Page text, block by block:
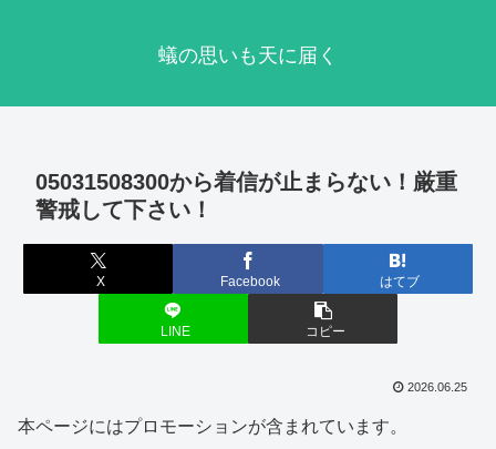
蟻の思いも天に届く
05031508300から着信が止まらない！厳重
警戒して下さい！
X Facebook はてブ
LINE コピー
2026.06.25
本ページにはプロモーションが含まれています。